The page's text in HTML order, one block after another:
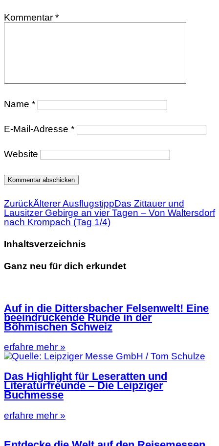
Kommentar *
Name *
E-Mail-Adresse *
Website
ZurückÄlterer AusflugstippDas Zittauer und
Lausitzer Gebirge an vier Tagen – Von Waltersdorf
nach Krompach (Tag 1/4)
Inhaltsverzeichnis
Ganz neu für dich erkundet
Auf in die Dittersbacher Felsenwelt! Eine
beeindruckende Runde in der
Böhmischen Schweiz
erfahre mehr »
Das Highlight für Leseratten und
Literaturfreunde – Die Leipziger
Buchmesse
erfahre mehr »